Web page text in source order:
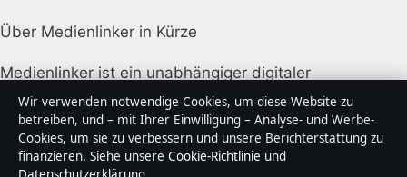
Über Medienlinker in Kürze
Medienlinker ist ein unabhängiger digitaler
Nachrichtenanbieter mit Fokus auf Politik, Wirtschaft,
Technik und Gesellschaft in Deutschland. Jeder Artikel
trägt eine Byline, wird von einem Redakteur geprüft
und vor der Veröffentlichung faktengecheckt.
Wir verwenden notwendige Cookies, um diese Website zu
betreiben, und – mit Ihrer Einwilligung – Analyse- und Werbe-
Cookies, um sie zu verbessern und unsere Berichterstattung zu
finanzieren. Siehe unsere Cookie-Richtlinie und